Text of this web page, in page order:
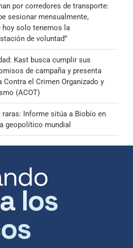
por corredores de transporte:
sesionar mensualmente,
hoy solo tenemos la
de voluntad”
Kast busca cumplir sus
de campaña y presenta
Contra el Crimen Organizado y
(ACOT)
raras: Informe sitúa a Biobío en
geopolítico mundial
los